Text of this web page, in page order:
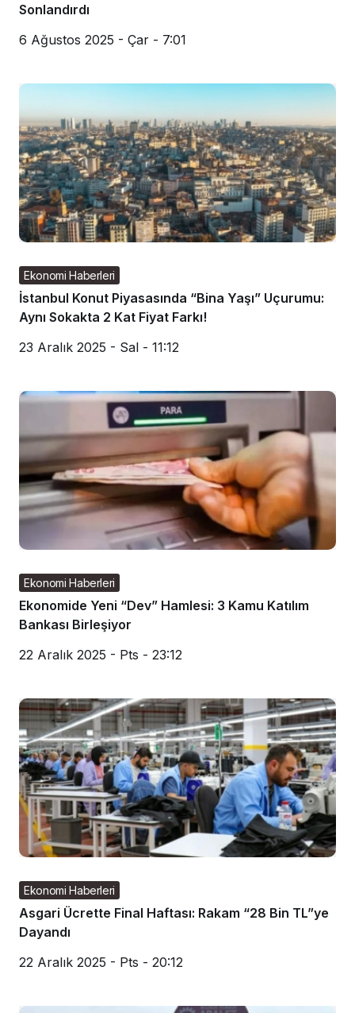
Sonlandırdı
6 Ağustos 2025 - Çar - 7:01
Ekonomi Haberleri
İstanbul Konut Piyasasında “Bina Yaşı” Uçurumu:
Aynı Sokakta 2 Kat Fiyat Farkı!
23 Aralık 2025 - Sal - 11:12
Ekonomi Haberleri
Ekonomide Yeni “Dev” Hamlesi: 3 Kamu Katılım
Bankası Birleşiyor
22 Aralık 2025 - Pts - 23:12
Ekonomi Haberleri
Asgari Ücrette Final Haftası: Rakam “28 Bin TL”ye
Dayandı
22 Aralık 2025 - Pts - 20:12